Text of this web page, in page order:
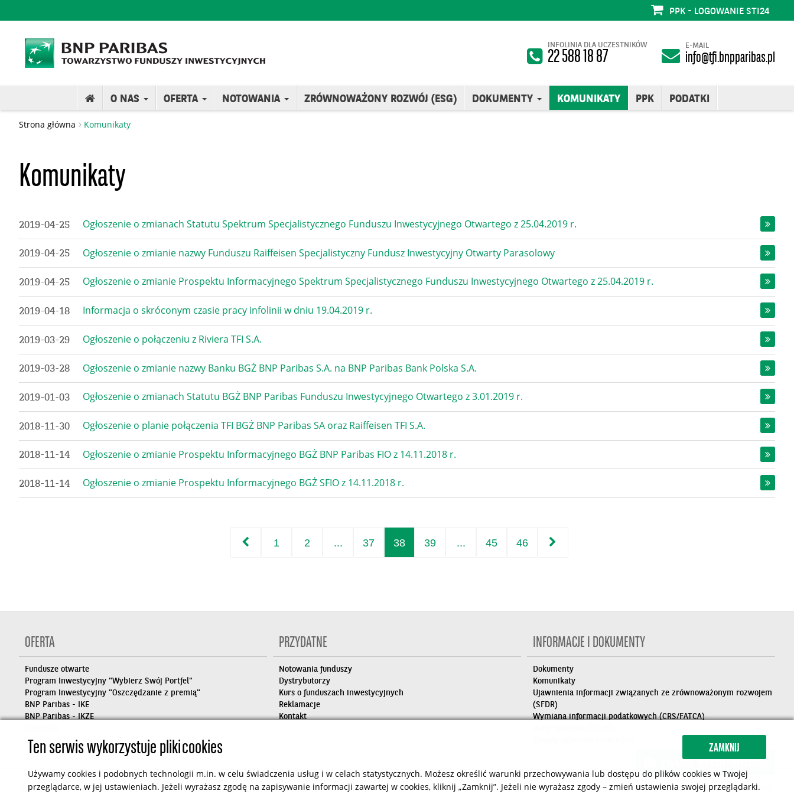
PPK - LOGOWANIE STI24
INFOLINIA DLA UCZESTNIKÓW
22 588 18 87 E-MAIL
info@tfi.bnpparibas.pl
O NAS OFERTA NOTOWANIA ZRÓWNOWAŻONY ROZWÓJ (ESG) DOKUMENTY KOMUNIKATY PPK PODATKI
Strona główna Komunikaty
Komunikaty
2019-04-25 Ogłoszenie o zmianach Statutu Spektrum Specjalistycznego Funduszu Inwestycyjnego Otwartego z 25.04.2019 r.
2019-04-25 Ogłoszenie o zmianie nazwy Funduszu Raiffeisen Specjalistyczny Fundusz Inwestycyjny Otwarty Parasolowy
2019-04-25 Ogłoszenie o zmianie Prospektu Informacyjnego Spektrum Specjalistycznego Funduszu Inwestycyjnego Otwartego z 25.04.2019 r.
2019-04-18 Informacja o skróconym czasie pracy infolinii w dniu 19.04.2019 r.
2019-03-29 Ogłoszenie o połączeniu z Riviera TFI S.A.
2019-03-28 Ogłoszenie o zmianie nazwy Banku BGŻ BNP Paribas S.A. na BNP Paribas Bank Polska S.A.
2019-01-03 Ogłoszenie o zmianach Statutu BGŻ BNP Paribas Funduszu Inwestycyjnego Otwartego z 3.01.2019 r.
2018-11-30 Ogłoszenie o planie połączenia TFI BGŻ BNP Paribas SA oraz Raiffeisen TFI S.A.
2018-11-14 Ogłoszenie o zmianie Prospektu Informacyjnego BGŻ BNP Paribas FIO z 14.11.2018 r.
2018-11-14 Ogłoszenie o zmianie Prospektu Informacyjnego BGŻ SFIO z 14.11.2018 r.
1 2 ... 37 38 39 ... 45 46
OFERTA
Fundusze otwarte
Program Inwestycyjny "Wybierz Swój Portfel"
Program Inwestycyjny "Oszczędzanie z premią"
BNP Paribas - IKE
BNP Paribas - IKZE
PRZYDATNE
Notowania funduszy
Dystrybutorzy
Kurs o funduszach inwestycyjnych
Reklamacje
Kontakt
INFORMACJE I DOKUMENTY
Dokumenty
Komunikaty
Ujawnienia informacji związanych ze zrównoważonym rozwojem
(SFDR)
Wymiana informacji podatkowych (CRS/FATCA)
ZNAJDŹ DYSTRYBUTORA
© 2026 BNP Paribas TFI S.A.
Projekt i realizacjaJMCPowered byContentia CMS Nota prawna Polityka cookies Mapa strony
Ten serwis wykorzystuje pliki cookies
Używamy cookies i podobnych technologii m.in. w celu świadczenia usług i w celach statystycznych. Możesz określić warunki przechowywania lub dostępu do plików cookies w Twojej
przeglądarce, w jej ustawieniach. Jeżeli wyrażasz zgodę na zapisywanie informacji zawartej w cookies, kliknij „Zamknij”. Jeżeli nie wyrażasz zgody – zmień ustawienia swojej przeglądarki.
ZAMKNIJ